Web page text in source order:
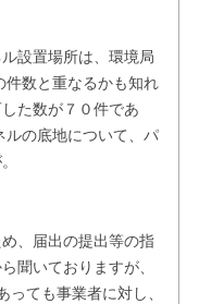
設置場所は、環境局
件数と重なるかも知れ
た数が７０件であ
ルの底地について、パ
、届出の提出等の指
聞いておりますが、
ても事業者に対し、